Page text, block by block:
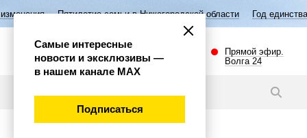
семьи в Нижегородской области Год единства народов России
Прямой эфир.
Волга 24
Самые интересные
новости и эксклюзивы —
в нашем канале МАХ
Подписаться